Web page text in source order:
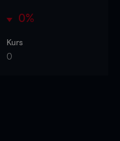
0%
Kurs
0